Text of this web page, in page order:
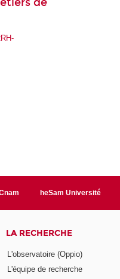
heSam Université
LA RECHERCHE
L'observatoire (Oppio)
L'équipe de recherche